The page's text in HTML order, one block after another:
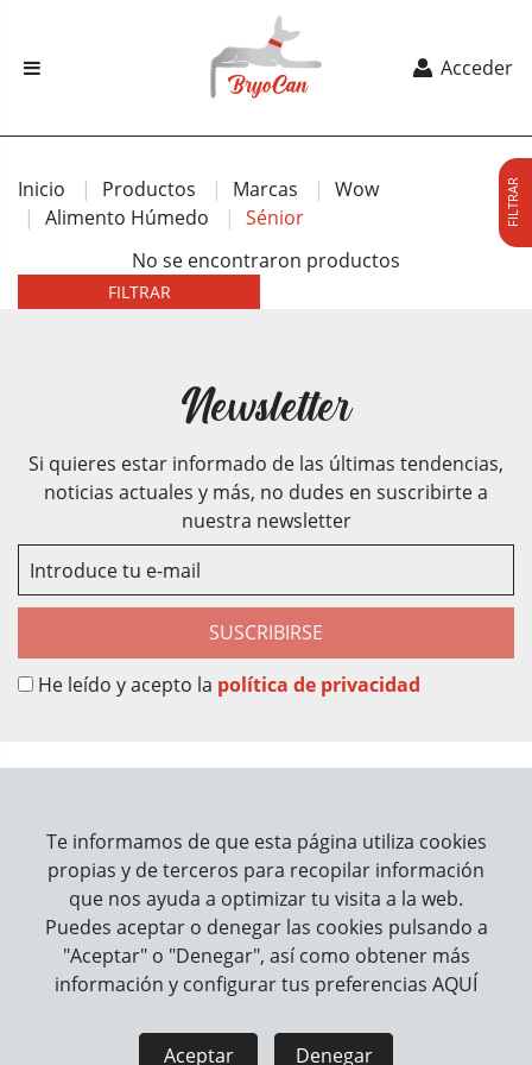
Acceder
Inicio Productos Marcas
Wow
Alimento Húmedo
Sénior
No se encontraron productos
FILTRAR
FILTRAR
Newsletter
Si quieres estar informado de las últimas tendencias,
noticias actuales y más, no dudes en suscribirte a
nuestra newsletter
SUSCRIBIRSE
He leído y acepto la política de privacidad
Información
Cómo trabajamos
Información legal
Política de Privacidad
Te informamos de que esta página utiliza cookies
propias y de terceros para recopilar información
que nos ayuda a optimizar tu visita a la web.
Puedes aceptar o denegar las cookies pulsando a
"Aceptar" o "Denegar", así como obtener más
información y configurar tus preferencias AQUÍ
Aceptar Denegar